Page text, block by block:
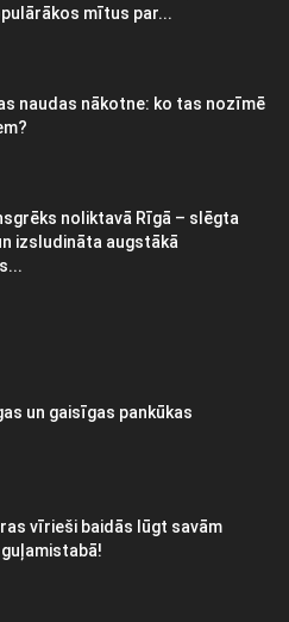
mītus par...
naudas nākotne: ko tas nozīmē
noliktavā Rīgā – slēgta
izsludināta augstākā
un gaisīgas pankūkas
vīrieši baidās lūgt savām